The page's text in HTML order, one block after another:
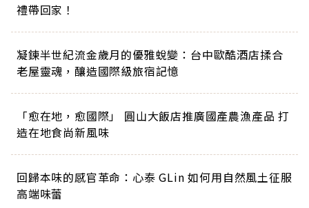
禮帶回家！
凝鍊半世紀流金歲月的優雅蛻變：台中歐酷酒店揉合
老屋靈魂，釀造國際級旅宿記憶
「愈在地，愈國際」 圓山大飯店推廣國產農漁產品 打
造在地食尚新風味
回歸本味的感官革命：心泰 GLin 如何用自然風土征服
高端味蕾